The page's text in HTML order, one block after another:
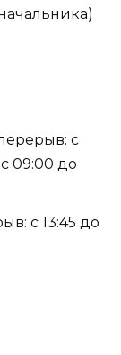
с
09:00 до
с 13:45 до